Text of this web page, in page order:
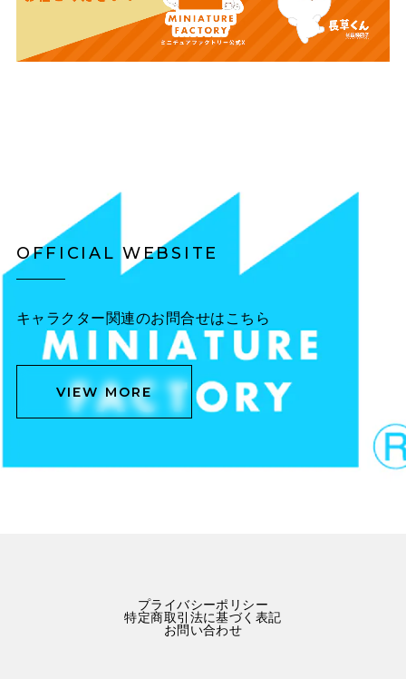
OFFICIAL WEBSITE
キャラクター関連のお問合せはこちら
VIEW MORE
プライバシーポリシー
特定商取引法に基づく表記
お問い合わせ